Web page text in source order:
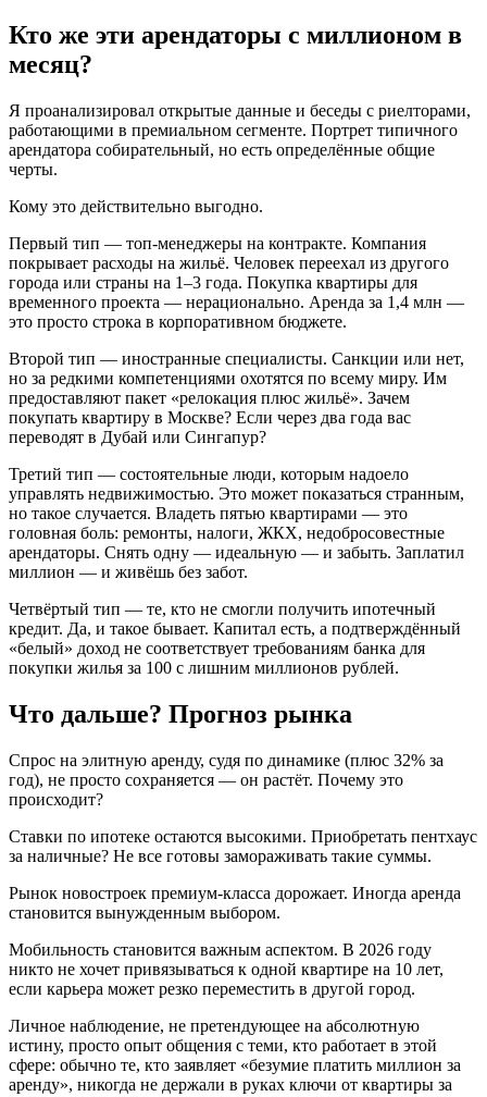
Кто же эти арендаторы с миллионом в
месяц?
Я проанализировал открытые данные и беседы с риелторами,
работающими в премиальном сегменте. Портрет типичного
арендатора собирательный, но есть определённые общие
черты.
Кому это действительно выгодно.
Первый тип — топ-менеджеры на контракте. Компания
покрывает расходы на жильё. Человек переехал из другого
города или страны на 1–3 года. Покупка квартиры для
временного проекта — нерационально. Аренда за 1,4 млн —
это просто строка в корпоративном бюджете.
Второй тип — иностранные специалисты. Санкции или нет,
но за редкими компетенциями охотятся по всему миру. Им
предоставляют пакет «релокация плюс жильё». Зачем
покупать квартиру в Москве? Если через два года вас
переводят в Дубай или Сингапур?
Третий тип — состоятельные люди, которым надоело
управлять недвижимостью. Это может показаться странным,
но такое случается. Владеть пятью квартирами — это
головная боль: ремонты, налоги, ЖКХ, недобросовестные
арендаторы. Снять одну — идеальную — и забыть. Заплатил
миллион — и живёшь без забот.
Четвёртый тип — те, кто не смогли получить ипотечный
кредит. Да, и такое бывает. Капитал есть, а подтверждённый
«белый» доход не соответствует требованиям банка для
покупки жилья за 100 с лишним миллионов рублей.
Что дальше? Прогноз рынка
Спрос на элитную аренду, судя по динамике (плюс 32% за
год), не просто сохраняется — он растёт. Почему это
происходит?
Ставки по ипотеке остаются высокими. Приобретать пентхаус
за наличные? Не все готовы замораживать такие суммы.
Рынок новостроек премиум-класса дорожает. Иногда аренда
становится вынужденным выбором.
Мобильность становится важным аспектом. В 2026 году
никто не хочет привязываться к одной квартире на 10 лет,
если карьера может резко переместить в другой город.
Личное наблюдение, не претендующее на абсолютную
истину, просто опыт общения с теми, кто работает в этой
сфере: обычно те, кто заявляет «безумие платить миллион за
аренду», никогда не держали в руках ключи от квартиры за